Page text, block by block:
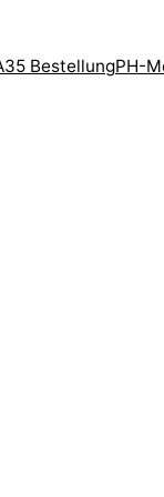
BestellungPH-